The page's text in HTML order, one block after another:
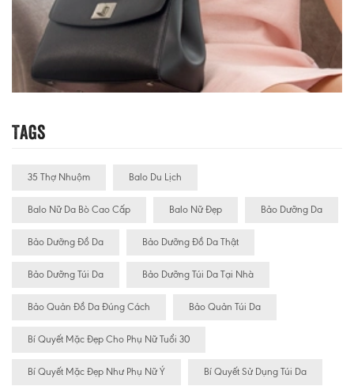
Tags
35 Thợ Nhuộm Balo Du Lịch
Balo Nữ Da Bò Cao Cấp Balo Nữ Đẹp Bảo Dưỡng Da
Bảo Dưỡng Đồ Da Bảo Dưỡng Đồ Da Thật
Bảo Dưỡng Túi Da Bảo Dưỡng Túi Da Tại Nhà
Bảo Quản Đồ Da Đúng Cách Bảo Quản Túi Da
Bí Quyết Mặc Đẹp Cho Phụ Nữ Tuổi 30
Bí Quyết Mặc Đẹp Như Phụ Nữ Ý Bí Quyết Sử Dụng Túi Da